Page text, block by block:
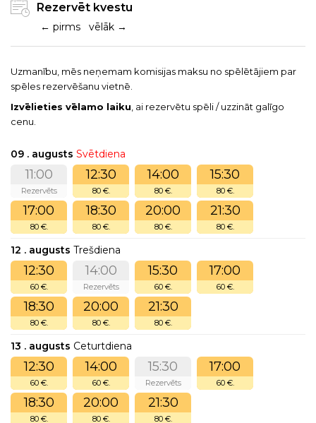
Rezervēt kvestu
← pirms vēlāk →
Uzmanību, mēs neņemam komisijas maksu no spēlētājiem par
spēles rezervēšanu vietnē.
Izvēlieties vēlamo laiku , ai rezervētu spēli / uzzināt galīgo
cenu.
09 . augusts Svētdiena
11:00
Rezervēts
12:30
80 €.
14:00
80 €.
15:30
80 €.
17:00
80 €.
18:30
80 €.
20:00
80 €.
21:30
80 €.
12 . augusts Trešdiena
12:30
60 €.
14:00
Rezervēts
15:30
60 €.
17:00
60 €.
18:30
80 €.
20:00
80 €.
21:30
80 €.
13 . augusts Ceturtdiena
12:30
60 €.
14:00
60 €.
15:30
Rezervēts
17:00
60 €.
18:30
80 €.
20:00
80 €.
21:30
80 €.